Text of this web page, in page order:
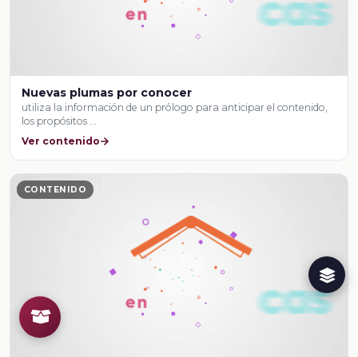
Nuevas plumas por conocer
utiliza la información de un prólogo para anticipar el contenido,
los propósitos …
Ver contenido
CONTENIDO